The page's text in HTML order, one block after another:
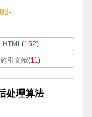
HTML(152)
施引文献(11)
处理算法